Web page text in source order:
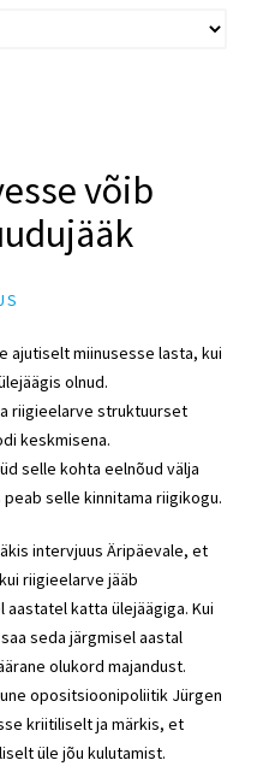
võib
ajutiselt miinusesse lasta, kui
olnud.
riigieelarve struktuurset
keskmisena.
selle kohta eelnõud välja
selle kinnitama riigikogu.
intervjuus Äripäevale, et
riigieelarve jääb
katta ülejäägiga. Kui
seda järgmisel aastal
olukord majandust.
opositsioonipoliitik Jürgen
kriitiliselt ja märkis, et
üle jõu kulutamist.